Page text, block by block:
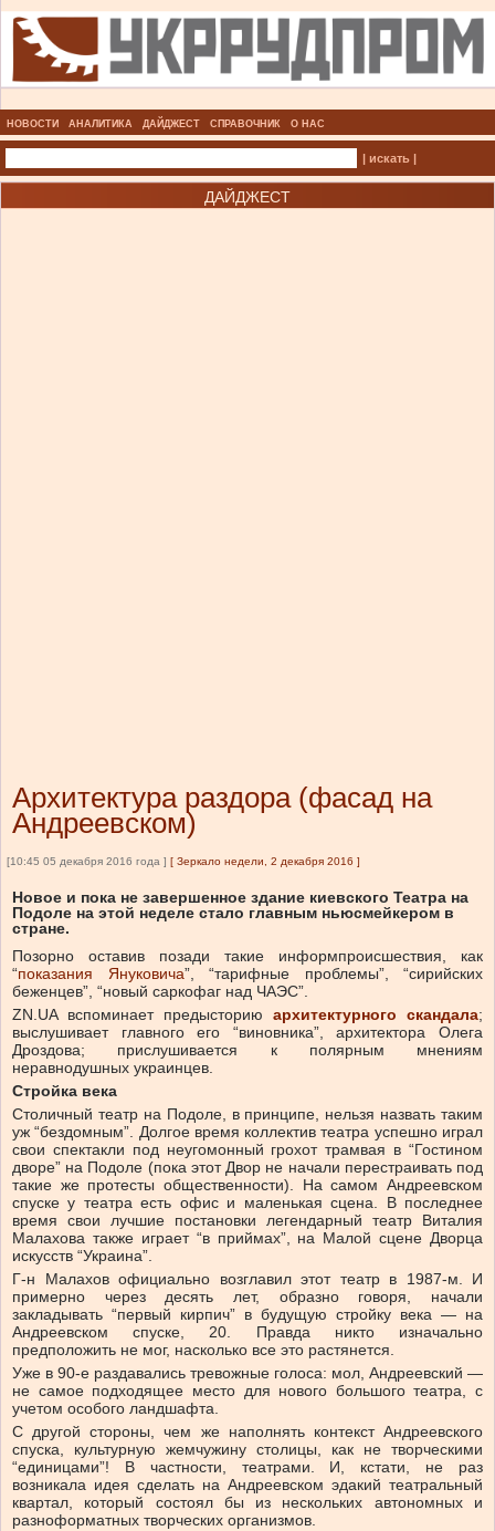
НОВОСТИ АНАЛИТИКА ДАЙДЖЕСТ СПРАВОЧНИК О НАС
| искать |
ДАЙДЖЕСТ
Архитектура раздора (фасад на
Андреевском)
[10:45 05 декабря 2016 года ] [ Зеркало недели, 2 декабря 2016 ]
Новое и пока не завершенное здание киевского Театра на
Подоле на этой неделе стало главным ньюсмейкером в
стране.
Позорно оставив позади такие информпроисшествия, как
“показания Януковича”, “тарифные проблемы”, “сирийских
беженцев”, “новый саркофаг над ЧАЭС”.
ZN.UA вспоминает предысторию архитектурного скандала;
выслушивает главного его “виновника”, архитектора Олега
Дроздова; прислушивается к полярным мнениям
неравнодушных украинцев.
Стройка века
Столичный театр на Подоле, в принципе, нельзя назвать таким
уж “бездомным”. Долгое время коллектив театра успешно играл
свои спектакли под неугомонный грохот трамвая в “Гостином
дворе” на Подоле (пока этот Двор не начали перестраивать под
такие же протесты общественности). На самом Андреевском
спуске у театра есть офис и маленькая сцена. В последнее
время свои лучшие постановки легендарный театр Виталия
Малахова также играет “в приймах”, на Малой сцене Дворца
искусств “Украина”.
Г-н Малахов официально возглавил этот театр в 1987-м. И
примерно через десять лет, образно говоря, начали
закладывать “первый кирпич” в будущую стройку века — на
Андреевском спуске, 20. Правда никто изначально
предположить не мог, насколько все это растянется.
Уже в 90-е раздавались тревожные голоса: мол, Андреевский —
не самое подходящее место для нового большого театра, с
учетом особого ландшафта.
С другой стороны, чем же наполнять контекст Андреевского
спуска, культурную жемчужину столицы, как не творческими
“единицами”! В частности, театрами. И, кстати, не раз
возникала идея сделать на Андреевском эдакий театральный
квартал, который состоял бы из нескольких автономных и
разноформатных творческих организмов.